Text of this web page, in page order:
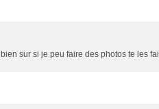
sur si je peu faire des photos te les